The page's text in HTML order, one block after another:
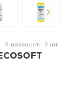
В наявності: 3 шт.